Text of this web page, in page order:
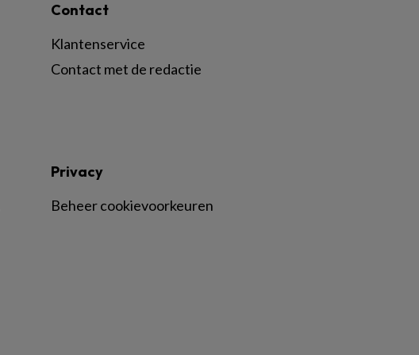
Contact
Klantenservice
Contact met de redactie
Privacy
Beheer cookievoorkeuren